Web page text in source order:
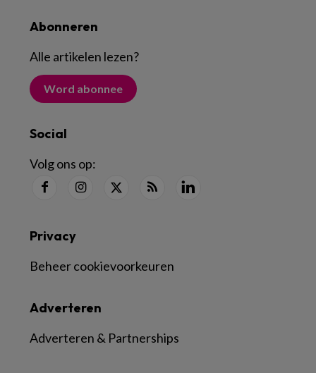
Abonneren
Alle artikelen lezen?
Word abonnee
Social
Volg ons op:
Adverteren
Adverteren & Partnerships
Privacy
Beheer cookievoorkeuren